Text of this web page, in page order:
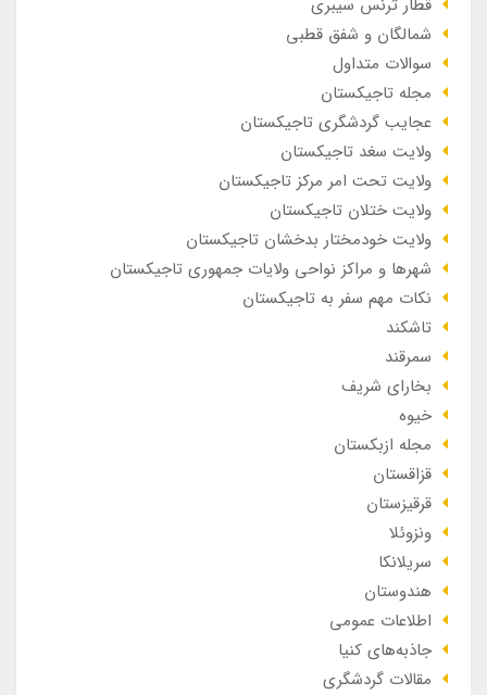
قطار ترنس سیبری
شمالگان و شفق قطبی
سوالات متداول
مجله تاجیکستان
عجایب گردشگری تاجیکستان
ولایت سغد تاجیکستان
ولایت تحت امر مرکز تاجیکستان
ولایت ختلان تاجیکستان
ولایت خودمختار بدخشان تاجیکستان
شهرها و مراکز نواحی ولایات جمهوری تاجیکستان
نکات مهم سفر به تاجیکستان
تاشکند
سمرقند
بخارای شریف
خیوه
مجله ازبکستان
قزاقستان
قرقیزستان
ونزوئلا
سریلانکا
هندوستان
اطلاعات عمومی
جاذبه‌های کنیا
مقالات گردشگری